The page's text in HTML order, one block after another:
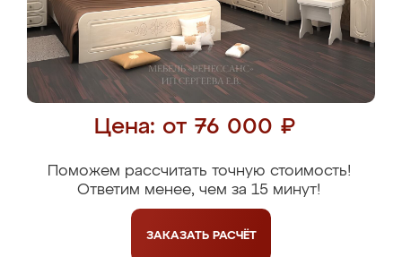
Цена: от 76 000 ₽
Поможем рассчитать точную стоимость!
Ответим менее, чем за 15 минут!
ЗАКАЗАТЬ РАСЧЁТ